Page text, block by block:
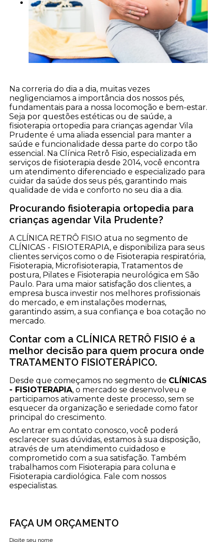
Na correria do dia a dia, muitas vezes
negligenciamos a importância dos nossos pés,
fundamentais para a nossa locomoção e bem-estar.
Seja por questões estéticas ou de saúde, a
fisioterapia ortopedia para crianças agendar Vila
Prudente é uma aliada essencial para manter a
saúde e funcionalidade dessa parte do corpo tão
essencial. Na Clínica Retrô Fisio, especializada em
serviços de fisioterapia desde 2014, você encontra
um atendimento diferenciado e especializado para
cuidar da saúde dos seus pés, garantindo mais
qualidade de vida e conforto no seu dia a dia.
Procurando fisioterapia ortopedia para
crianças agendar Vila Prudente?
A CLÍNICA RETRÔ FISIO atua no segmento de
CLÍNICAS - FISIOTERAPIA, e disponibiliza para seus
clientes serviços como o de Fisioterapia respiratória,
Fisioterapia, Microfisioterapia, Tratamentos de
postura, Pilates e Fisioterapia neurológica em São
Paulo. Para uma maior satisfação dos clientes, a
empresa busca investir nos melhores profissionais
do mercado, e em instalações modernas,
garantindo assim, a sua confiança e boa cotação no
mercado.
Contar com a CLÍNICA RETRÔ FISIO é a
melhor decisão para quem procura onde
TRATAMENTO FISIOTERÁPICO.
Desde que começamos no segmento de CLÍNICAS
- FISIOTERAPIA, o mercado se desenvolveu e
participamos ativamente deste processo, sem se
esquecer da organização e seriedade como fator
principal do crescimento.
Ao entrar em contato conosco, você poderá
esclarecer suas dúvidas, estamos à sua disposição,
através de um atendimento cuidadoso e
comprometido com a sua satisfação. Também
trabalhamos com Fisioterapia para coluna e
Fisioterapia cardiológica. Fale com nossos
especialistas.
FAÇA UM ORÇAMENTO
Digite seu nome